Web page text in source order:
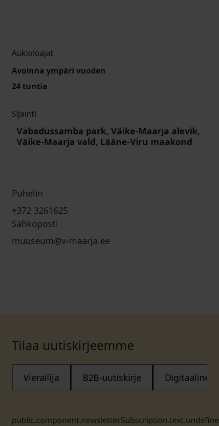
Aukioloajat
Avoinna ympäri vuoden
24 tuntia
Sijainti
Vabadussamba park, Väike-Maarja alevik,
Väike-Maarja vald, Lääne-Viru maakond
Puhelin
+372 3261625
Sähköposti
muuseum@v-maarja.ee
Tilaa uutiskirjeemme
Vierailija B2B-uutiskirje Digitaalinen